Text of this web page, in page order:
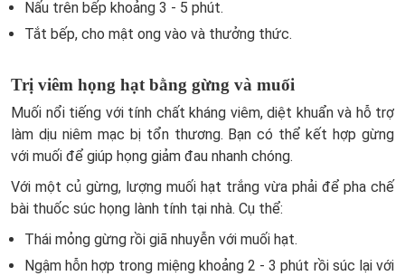
Nấu trên bếp khoảng 3 - 5 phút.
Tắt bếp, cho mật ong vào và thưởng thức.
Trị viêm họng hạt bằng gừng và muối
Muối nổi tiếng với tính chất kháng viêm, diệt khuẩn và hỗ trợ
làm dịu niêm mạc bị tổn thương. Bạn có thể kết hợp gừng
với muối để giúp họng giảm đau nhanh chóng.
Với một củ gừng, lượng muối hạt trắng vừa phải để pha chế
bài thuốc súc họng lành tính tại nhà. Cụ thể:
Thái mỏng gừng rồi giã nhuyễn với muối hạt.
Ngậm hỗn hợp trong miệng khoảng 2 - 3 phút rồi súc lại với